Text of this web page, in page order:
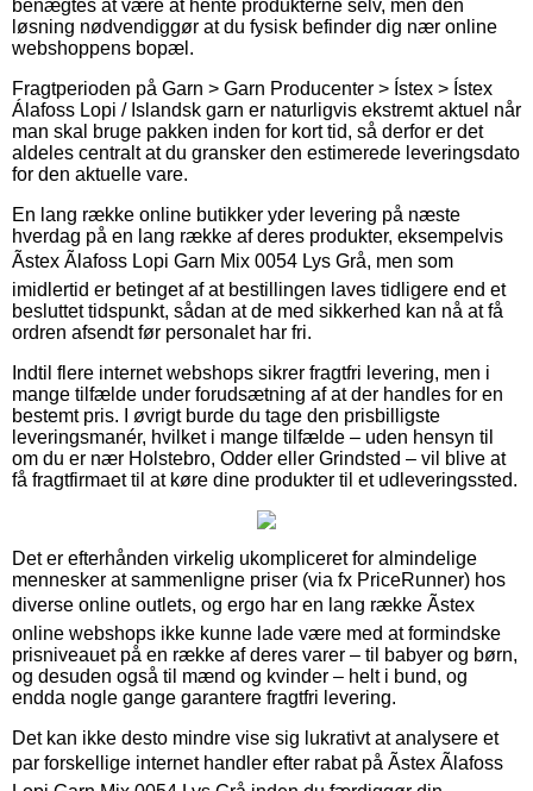
benægtes at være at hente produkterne selv, men den
løsning nødvendiggør at du fysisk befinder dig nær online
webshoppens bopæl.
Fragtperioden på Garn > Garn Producenter > Ístex > Ístex
Álafoss Lopi / Islandsk garn er naturligvis ekstremt aktuel når
man skal bruge pakken inden for kort tid, så derfor er det
aldeles centralt at du gransker den estimerede leveringsdato
for den aktuelle vare.
En lang række online butikker yder levering på næste
hverdag på en lang række af deres produkter, eksempelvis
Ãstex Ãlafoss Lopi Garn Mix 0054 Lys Grå, men som
imidlertid er betinget af at bestillingen laves tidligere end et
besluttet tidspunkt, sådan at de med sikkerhed kan nå at få
ordren afsendt før personalet har fri.
Indtil flere internet webshops sikrer fragtfri levering, men i
mange tilfælde under forudsætning af at der handles for en
bestemt pris. I øvrigt burde du tage den prisbilligste
leveringsmanér, hvilket i mange tilfælde – uden hensyn til
om du er nær Holstebro, Odder eller Grindsted – vil blive at
få fragtfirmaet til at køre dine produkter til et udleveringssted.
Det er efterhånden virkelig ukompliceret for almindelige
mennesker at sammenligne priser (via fx PriceRunner) hos
diverse online outlets, og ergo har en lang række Ãstex
online webshops ikke kunne lade være med at formindske
prisniveauet på en række af deres varer – til babyer og børn,
og desuden også til mænd og kvinder – helt i bund, og
endda nogle gange garantere fragtfri levering.
Det kan ikke desto mindre vise sig lukrativt at analysere et
par forskellige internet handler efter rabat på Ãstex Ãlafoss